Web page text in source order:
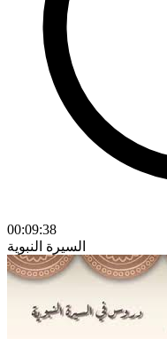
00:09:38
السيرة النبوية